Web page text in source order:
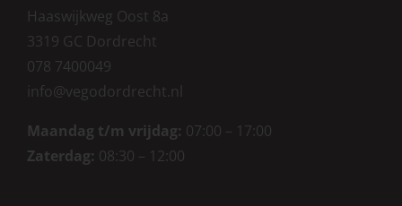
Haaswijkweg Oost 8a
3319 GC Dordrecht
078 7400049
info@vegodordrecht.nl
Maandag t/m vrijdag: 07:00 – 17:00
Zaterdag: 08:30 – 12:00